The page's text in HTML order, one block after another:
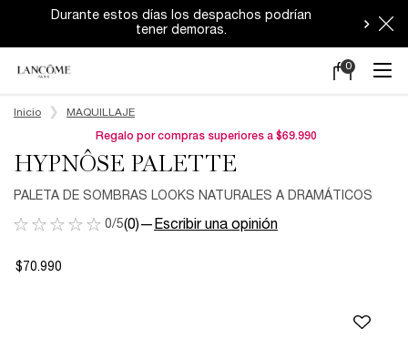
Durante estos días los despachos podrían
tener demoras.
Mi
0
0 producto
Inicio
MAQUILLAJE
Regalo por compras superiores a $69.990
HYPNÔSE PALETTE
PALETA DE SOMBRAS LOOKS NATURALES A DRAMÁTICOS
0/5(0)— Escribir una opinión
$70.990